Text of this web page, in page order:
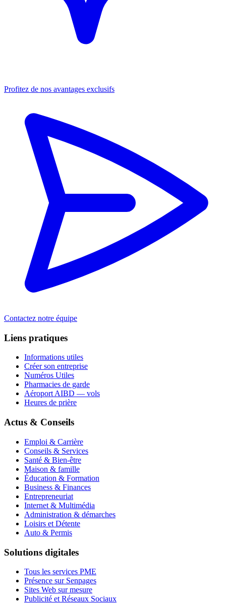
Profitez de nos avantages exclusifs
Contactez notre équipe
Liens pratiques
Informations utiles
Créer son entreprise
Numéros Utiles
Pharmacies de garde
Aéroport AIBD — vols
Heures de prière
Actus & Conseils
Emploi & Carrière
Conseils & Services
Santé & Bien-être
Maison & famille
Éducation & Formation
Business & Finances
Entrepreneuriat
Internet & Multimédia
Administration & démarches
Loisirs et Détente
Auto & Permis
Solutions digitales
Tous les services PME
Présence sur Senpages
Sites Web sur mesure
Publicité et Réseaux Sociaux